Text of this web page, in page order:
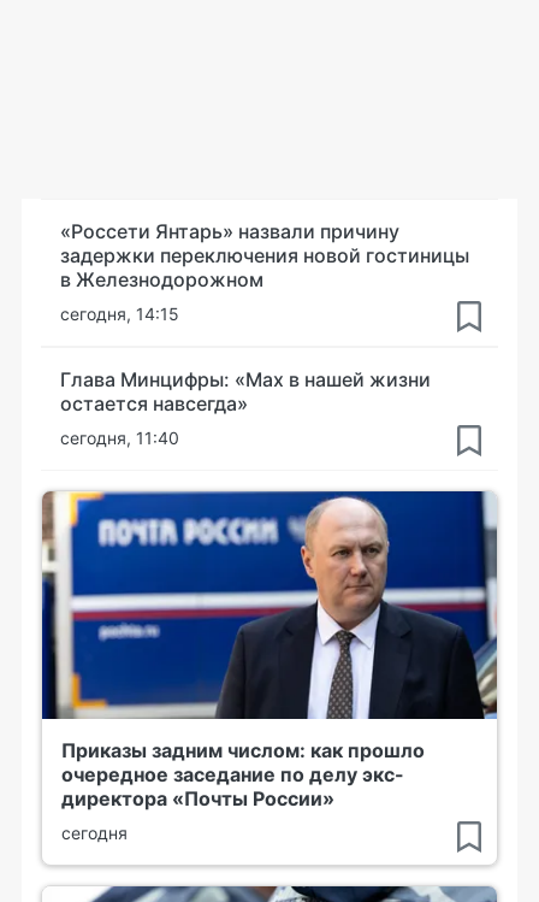
«Россети Янтарь» назвали причину
задержки переключения новой гостиницы
в Железнодорожном
сегодня, 14:15
Глава Минцифры: «Мах в нашей жизни
остается навсегда»
сегодня, 11:40
Приказы задним числом: как прошло
очередное заседание по делу экс-
директора «Почты России»
сегодня